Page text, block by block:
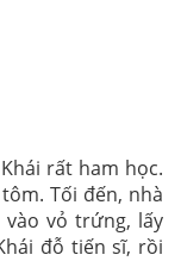
rất ham học.
Tối đến, nhà
vỏ trứng, lấy
đỗ tiến sĩ, rồi